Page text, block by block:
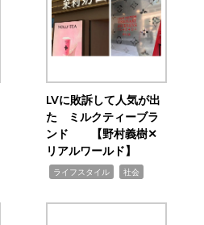
LVに敗訴して人気が出
た ミルクティーブラ
ンド 【野村義樹✕
リアルワールド】
ライフスタイル 社会